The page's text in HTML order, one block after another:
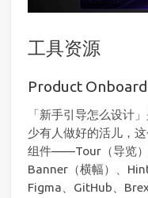
工具资源
Product
「新手引导怎么设计
少有人做好的活儿，
组件——Tour（导览）
Banner（横幅）、
Figma、GitHub、